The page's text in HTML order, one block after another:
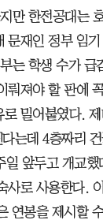
만 한전공대는
문재인 정부 임
는 학생 수가 급
뤄져야 할 판에
밀어붙였다.
는데 4층짜리
일 앞두고 개교
사로 사용한다.
연봉을 제시할